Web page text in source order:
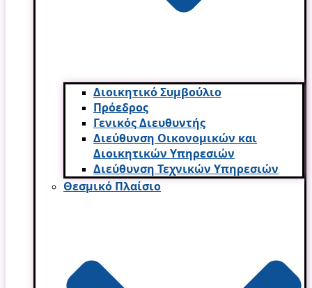
Διοικητικό Συμβούλιο
Πρόεδρος
Γενικός Διευθυντής
Διεύθυνση Οικονομικών και
Διοικητικών Υπηρεσι­ών
Διεύθυνση Τεχνικών Υπηρεσιών
Θεσμικό Πλαίσιο